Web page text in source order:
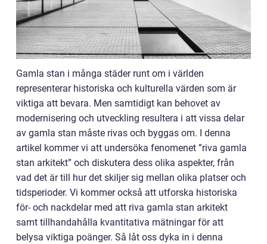
Gamla stan i många städer runt om i världen
representerar historiska och kulturella värden som är
viktiga att bevara. Men samtidigt kan behovet av
modernisering och utveckling resultera i att vissa delar
av gamla stan måste rivas och byggas om. I denna
artikel kommer vi att undersöka fenomenet ”riva gamla
stan arkitekt” och diskutera dess olika aspekter, från
vad det är till hur det skiljer sig mellan olika platser och
tidsperioder. Vi kommer också att utforska historiska
för- och nackdelar med att riva gamla stan arkitekt
samt tillhandahålla kvantitativa mätningar för att
belysa viktiga poänger. Så låt oss dyka in i denna